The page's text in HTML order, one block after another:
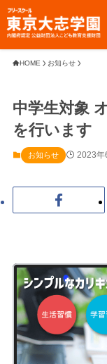
HOME お知らせ
中学生対象
を行います
お知らせ 2023年